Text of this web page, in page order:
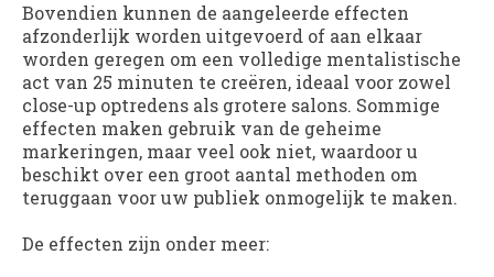
Bovendien kunnen de aangeleerde effecten
afzonderlijk worden uitgevoerd of aan elkaar
worden geregen om een ​​volledige mentalistische
act van 25 minuten te creëren, ideaal voor zowel
close-up optredens als grotere salons. Sommige
effecten maken gebruik van de geheime
markeringen, maar veel ook niet, waardoor u
beschikt over een groot aantal methoden om
teruggaan voor uw publiek onmogelijk te maken.
De effecten zijn onder meer: